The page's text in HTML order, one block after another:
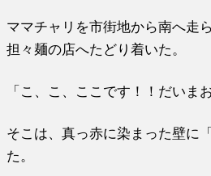
ママチャリを市街地から南へ走
担々麺の店へたどり着いた。
「こ、こ、ここです！！だいま
そこは、真っ赤に染まった壁に「
た。